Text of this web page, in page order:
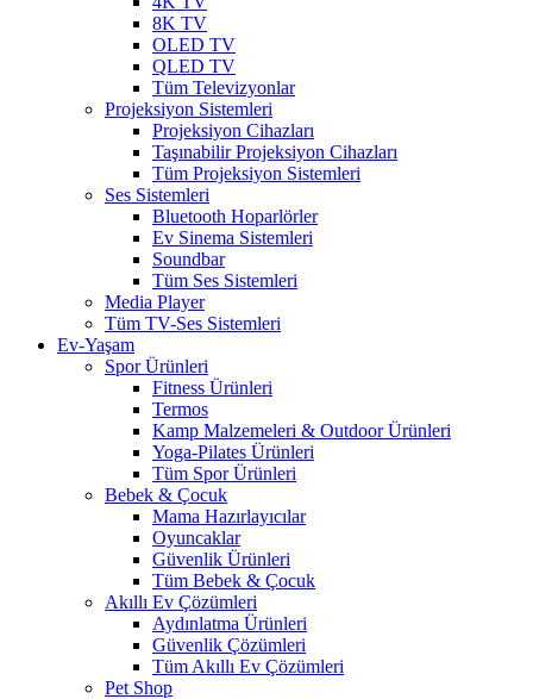
8K TV
OLED TV
QLED TV
Tüm Televizyonlar
Projeksiyon Sistemleri
Projeksiyon Cihazları
Taşınabilir Projeksiyon Cihazları
Tüm Projeksiyon Sistemleri
Ses Sistemleri
Bluetooth Hoparlörler
Ev Sinema Sistemleri
Soundbar
Tüm Ses Sistemleri
Media Player
Tüm TV-Ses Sistemleri
Ev-Yaşam
Spor Ürünleri
Fitness Ürünleri
Termos
Kamp Malzemeleri & Outdoor Ürünleri
Yoga-Pilates Ürünleri
Tüm Spor Ürünleri
Bebek & Çocuk
Mama Hazırlayıcılar
Oyuncaklar
Güvenlik Ürünleri
Tüm Bebek & Çocuk
Akıllı Ev Çözümleri
Aydınlatma Ürünleri
Güvenlik Çözümleri
Tüm Akıllı Ev Çözümleri
Pet Shop